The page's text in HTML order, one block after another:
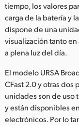
tiempo, los valores
carga de la batería y
dispone de una
visualización tanto
a plena luz del día.
El modelo URSA
CFast 2.0 y otras dos
unidades son de uso
y están disponibles
electrónicos. Por lo